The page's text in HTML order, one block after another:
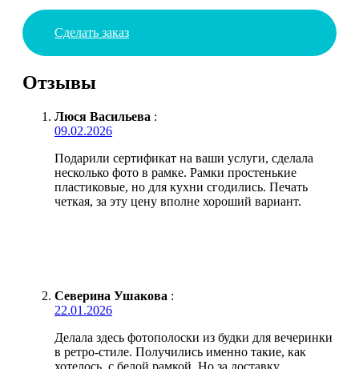
Сделать заказ
Отзывы
Люся Васильева :
09.02.2026
Подарили сертификат на ваши услуги, сделала
несколько фото в рамке. Рамки простенькие
пластиковые, но для кухни сгодились. Печать
четкая, за эту цену вполне хороший вариант.
Северина Ушакова :
22.01.2026
Делала здесь фотополоски из будки для вечеринки
в ретро-стиле. Получились именно такие, как
хотелось, с белой рамкой. Но за доставку